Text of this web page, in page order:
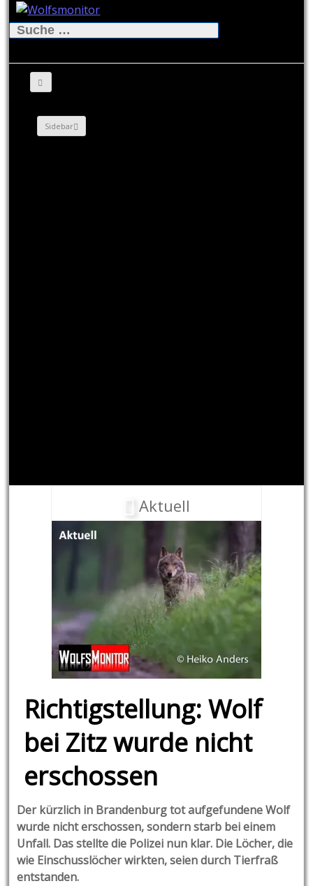
Suche
Sidebar
Aktuell
Richtigstellung: Wolf
bei Zitz wurde nicht
erschossen
Der kürzlich in Brandenburg tot aufgefundene Wolf
wurde nicht erschossen, sondern starb bei einem
Unfall. Das stellte die Polizei nun klar. Die Löcher, die
wie Einschusslöcher wirkten, seien durch Tierfraß
entstanden.